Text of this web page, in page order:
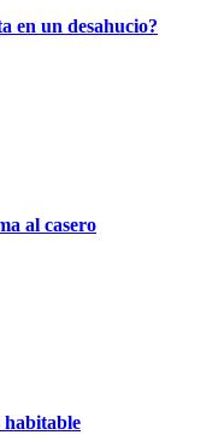
en un desahucio?
al casero
habitable